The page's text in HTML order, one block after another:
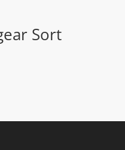
Sort